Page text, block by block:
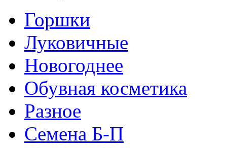
Горшки
Луковичные
Новогоднее
Обувная косметика
Разное
Семена Б-П